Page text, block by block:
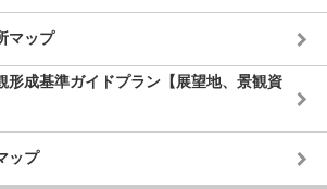
マップ
形成基準ガイドプラン【展望地、景観資
ップ